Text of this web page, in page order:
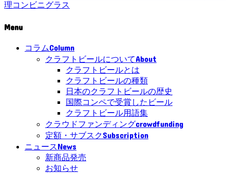
理コンビニグラス
Menu
コラムColumn
クラフトビールについてAbout
クラフトビールとは
クラフトビールの種類
日本のクラフトビールの歴史
国際コンペで受賞したビール
クラフトビール用語集
クラウドファンディングcrowdfunding
定額・サブスクSubscription
ニュースNews
新商品発売
お知らせ